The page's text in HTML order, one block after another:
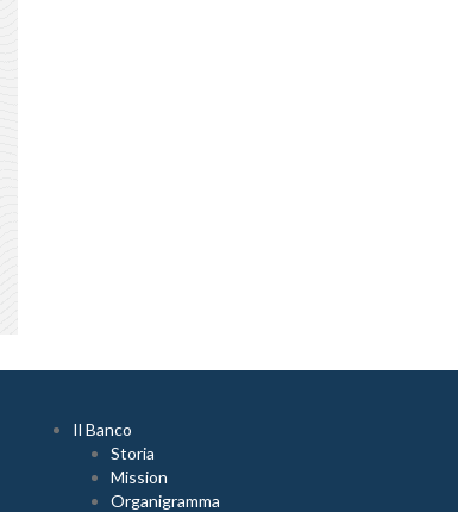
Il Banco
Storia
Mission
Organigramma